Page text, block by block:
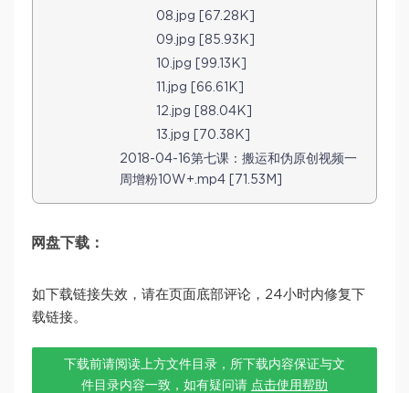
08.jpg [67.28K]
09.jpg [85.93K]
10.jpg [99.13K]
11.jpg [66.61K]
12.jpg [88.04K]
13.jpg [70.38K]
2018-04-16第七课：搬运和伪原创视频一
周增粉10W+.mp4 [71.53M]
网盘下载：
如下载链接失效，请在页面底部评论，24小时内修复下
载链接。
下载前请阅读上方文件目录，所下载内容保证与文
件目录内容一致，如有疑问请 点击使用帮助